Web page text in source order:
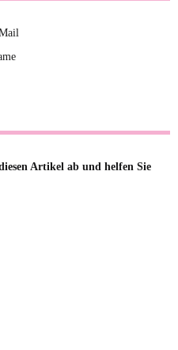
Artikel ab und helfen Sie